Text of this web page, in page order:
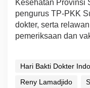
Kesehatan Provinsi
pengurus TP-PKK
dokter, serta
pemeriksaan dan
Hari Bakti Dokter
Reny Lamadjido